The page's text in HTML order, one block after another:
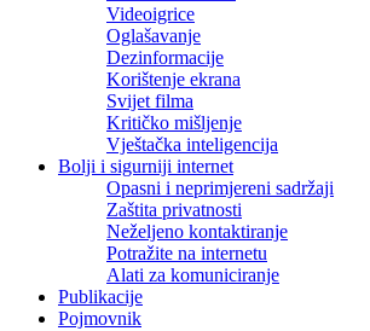
Videoigrice
Oglašavanje
Dezinformacije
Korištenje ekrana
Svijet filma
Kritičko mišljenje
Vještačka inteligencija
Bolji i sigurniji internet
Opasni i neprimjereni sadržaji
Zaštita privatnosti
Neželjeno kontaktiranje
Potražite na internetu
Alati za komuniciranje
Publikacije
Pojmovnik